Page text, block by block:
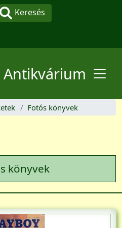
Ugrás a tartalomra
Keresés
Antikvárium
Fotós könyvek
könyvek